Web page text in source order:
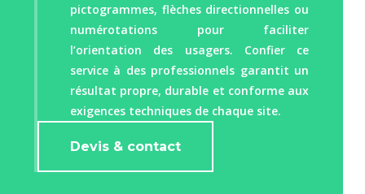
pictogrammes, flèches directionnelles ou
numérotations pour faciliter
l’orientation des usagers. Confier ce
service à des professionnels garantit un
résultat propre, durable et conforme aux
exigences techniques de chaque site.
Devis & contact